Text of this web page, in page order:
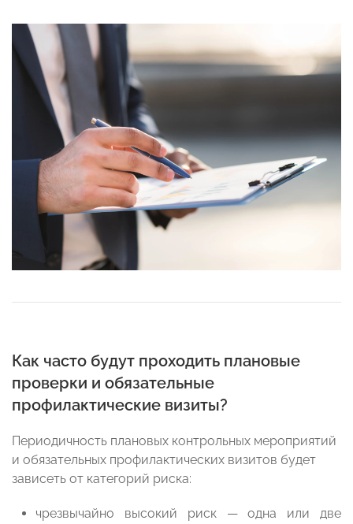
Как часто будут проходить плановые
проверки и обязательные
профилактические визиты?
Периодичность плановых контрольных мероприятий
и обязательных профилактических визитов будет
зависеть от категорий риска:
чрезвычайно высокий риск — одна или две